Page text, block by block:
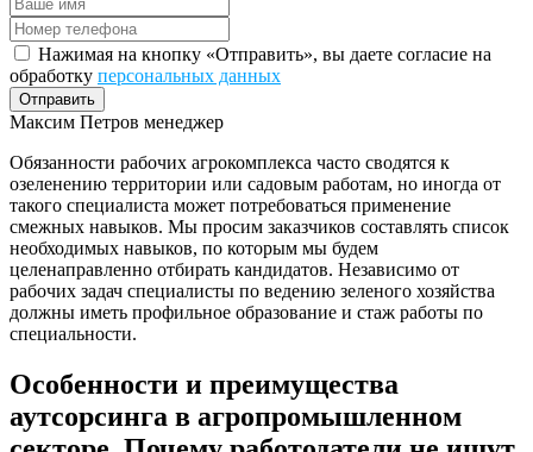
Нажимая на кнопку «Отправить», вы даете согласие на
обработку персональных данных
Отправить
Максим Петров менеджер
Обязанности рабочих агрокомплекса часто сводятся к
озеленению территории или садовым работам, но иногда от
такого специалиста может потребоваться применение
смежных навыков. Мы просим заказчиков составлять список
необходимых навыков, по которым мы будем
целенаправленно отбирать кандидатов. Независимо от
рабочих задач специалисты по ведению зеленого хозяйства
должны иметь профильное образование и стаж работы по
специальности.
Особенности и преимущества
аутсорсинга в агропромышленном